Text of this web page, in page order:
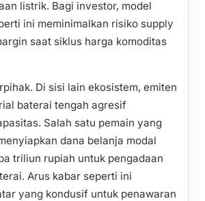
listrik. Bagi investor, model
ini meminimalkan risiko supply
saat siklus harga komoditas
Di sisi lain ekosistem, emiten
baterai tengah agresif
Salah satu pemain yang
dana belanja modal
triliun rupiah untuk pengadaan
Arus kabar seperti ini
yang kondusif untuk penawaran